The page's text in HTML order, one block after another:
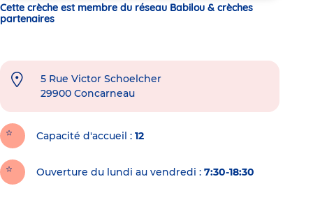
Cette crèche est membre du réseau Babilou & crèches
partenaires
5 Rue Victor Schoelcher
29900 Concarneau
Capacité d'accueil 12
Ouverture du lundi au vendredi : 7:30-18:30